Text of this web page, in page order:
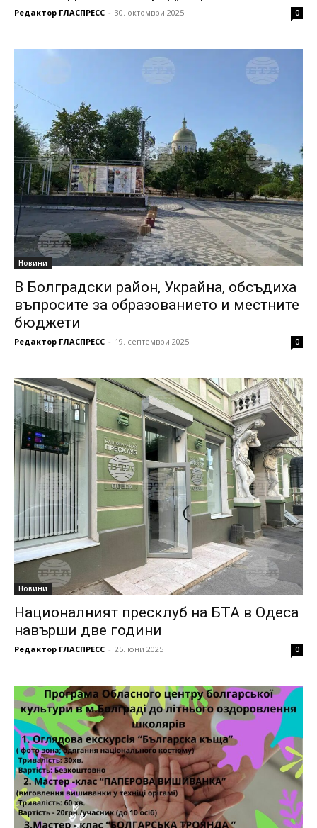
Редактор ГЛАСПРЕСС - 30. октомври 2025 0
Новини
В Болградски район, Украйна, обсъдиха
въпросите за образованието и местните
бюджети
Редактор ГЛАСПРЕСС - 19. септември 2025 0
Новини
Националният пресклуб на БТА в Одеса
навърши две години
Редактор ГЛАСПРЕСС - 25. юни 2025 0